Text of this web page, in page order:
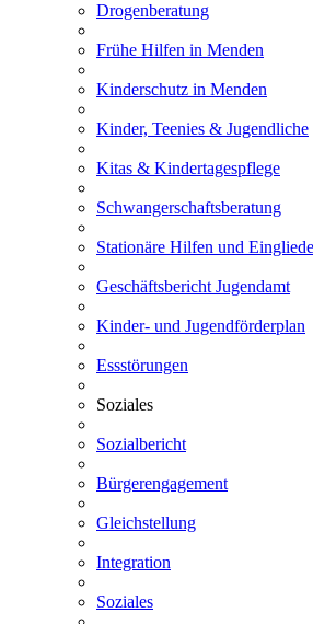
Drogenberatung
Frühe Hilfen in Menden
Kinderschutz in Menden
Kinder, Teenies & Jugendliche
Kitas & Kindertagespflege
Schwangerschaftsberatung
Stationäre Hilfen und
Geschäftsbericht Jugendamt
Kinder- und Jugendförderplan
Essstörungen
Soziales
Sozialbericht
Bürgerengagement
Gleichstellung
Integration
Soziales